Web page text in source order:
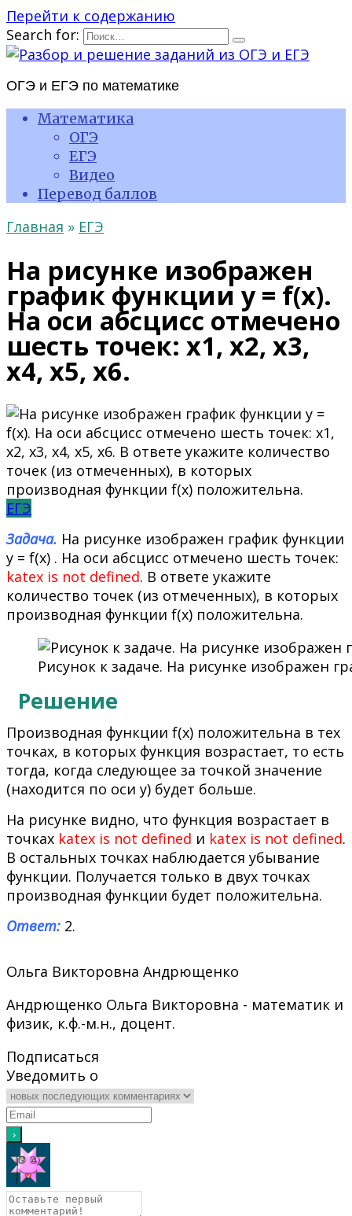
Перейти к содержанию
Search for:
ОГЭ и ЕГЭ по математике
Математика
ОГЭ
ЕГЭ
Видео
Перевод баллов
Главная » ЕГЭ
На рисунке изображен
график функции y = f(x).
На оси абсцисс отмечено
шесть точек: x1, x2, x3,
x4, x5, x6.
ЕГЭ
Задача. На рисунке изображен график функции
y = f(x) . На оси абсцисс отмечено шесть точек:
katex is not defined. В ответе укажите
количество точек (из отмеченных), в которых
производная функции f(x) положительна.
Рисунок к задаче. На рисунке изображен
Решение
Производная функции f(x) положительна в тех
точках, в которых функция возрастает, то есть
тогда, когда следующее за точкой значение
(находится по оси y) будет больше.
На рисунке видно, что функция возрастает в
точках katex is not defined и katex is not defined.
В остальных точках наблюдается убывание
функции. Получается только в двух точках
производная функции будет положительна.
Ответ: 2.
Ольга Викторовна Андрющенко
Андрющенко Ольга Викторовна - математик и
физик, к.ф.-м.н., доцент.
Подписаться
Уведомить о